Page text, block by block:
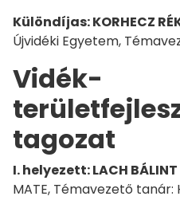
Különdíjas: KORHECZ
Újvidéki Egyetem,
tagozat
I. helyezett: LACH BÁLINT
MATE, Témavezető